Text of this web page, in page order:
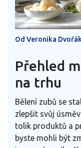
Od Veronika
Přehled
na trhu
Bělení zubů se
zlepšit svůj
tolik produktů a
byste mohli být